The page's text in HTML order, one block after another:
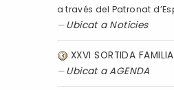
a través del Patronat
Ubicat a Noticies
XXVI SORTIDA
Ubicat aAGENDA